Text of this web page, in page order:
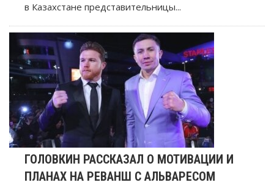
в Казахстане представительницы...
ГОЛОВКИН РАССКАЗАЛ О МОТИВАЦИИ И
ПЛАНАХ НА РЕВАНШ С АЛЬВАРЕСОМ